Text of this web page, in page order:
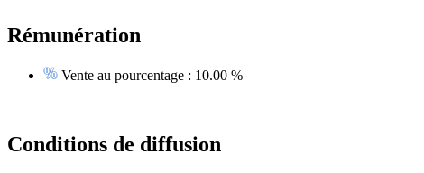
Rémunération
Vente au pourcentage : 10.00 %
Conditions de diffusion